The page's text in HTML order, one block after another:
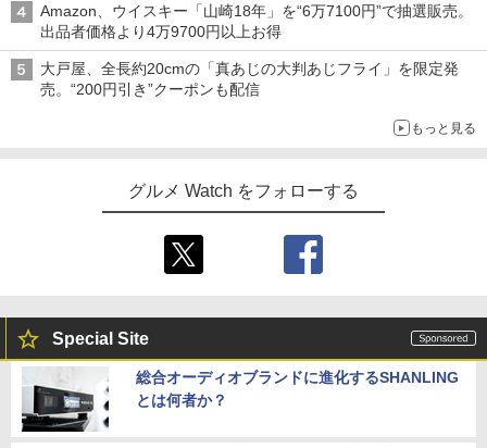
Amazon、ウイスキー「山崎18年」を“6万7100円”で抽選販売。
出品者価格より4万9700円以上お得
大戸屋、全長約20cmの「真あじの大判あじフライ」を限定発
売。“200円引き”クーポンも配信
もっと見る
グルメ Watch をフォローする
Special Site
総合オーディオブランドに進化するSHANLING
とは何者か？